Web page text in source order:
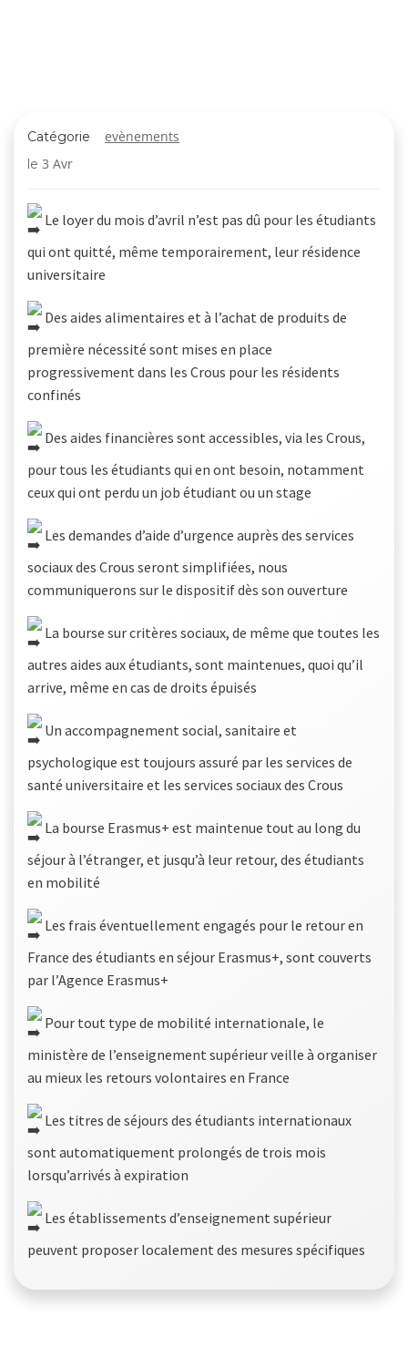
Catégorie evènements
le 3 Avr
Le loyer du mois d’avril n’est pas dû pour les étudiants
qui ont quitté, même temporairement, leur résidence
universitaire
Des aides alimentaires et à l’achat de produits de
première nécessité sont mises en place
progressivement dans les Crous pour les résidents
confinés
Des aides financières sont accessibles, via les Crous,
pour tous les étudiants qui en ont besoin, notamment
ceux qui ont perdu un job étudiant ou un stage
Les demandes d’aide d’urgence auprès des services
sociaux des Crous seront simplifiées, nous
communiquerons sur le dispositif dès son ouverture
La bourse sur critères sociaux, de même que toutes les
autres aides aux étudiants, sont maintenues, quoi qu’il
arrive, même en cas de droits épuisés
Un accompagnement social, sanitaire et
psychologique est toujours assuré par les services de
santé universitaire et les services sociaux des Crous
La bourse Erasmus+ est maintenue tout au long du
séjour à l’étranger, et jusqu’à leur retour, des étudiants
en mobilité
Les frais éventuellement engagés pour le retour en
France des étudiants en séjour Erasmus+, sont couverts
par l’Agence Erasmus+
Pour tout type de mobilité internationale, le
ministère de l’enseignement supérieur veille à organiser
au mieux les retours volontaires en France
Les titres de séjours des étudiants internationaux
sont automatiquement prolongés de trois mois
lorsqu’arrivés à expiration
Les établissements d’enseignement supérieur
peuvent proposer localement des mesures spécifiques